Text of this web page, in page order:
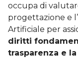
occupa di
progettazione e
Artificiale per
diritti
trasparenza e